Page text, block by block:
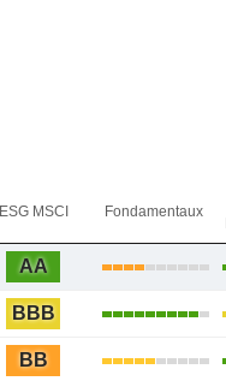
ESG MSCI Fondamentaux
AA
BBB
BB